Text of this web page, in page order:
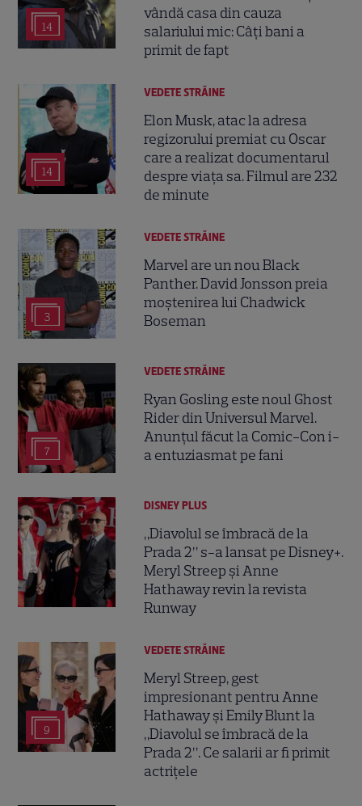
14
vândă casa din cauza
salariului mic: Câți bani a
primit de fapt
14
VEDETE STRĂINE
Elon Musk, atac la adresa
regizorului premiat cu Oscar
care a realizat documentarul
despre viața sa. Filmul are 232
de minute
3
VEDETE STRĂINE
Marvel are un nou Black
Panther. David Jonsson preia
moștenirea lui Chadwick
Boseman
7
VEDETE STRĂINE
Ryan Gosling este noul Ghost
Rider din Universul Marvel.
Anunțul făcut la Comic-Con i-
a entuziasmat pe fani
DISNEY PLUS
„Diavolul se îmbracă de la
Prada 2” s-a lansat pe Disney+.
Meryl Streep și Anne
Hathaway revin la revista
Runway
9
VEDETE STRĂINE
Meryl Streep, gest
impresionant pentru Anne
Hathaway și Emily Blunt la
„Diavolul se îmbracă de la
Prada 2”. Ce salarii ar fi primit
actrițele